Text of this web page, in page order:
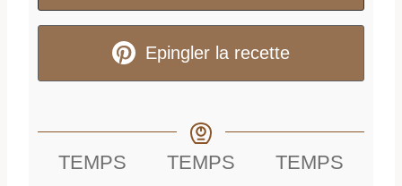
Epingler la recette
TEMPS
TEMPS
TEMPS